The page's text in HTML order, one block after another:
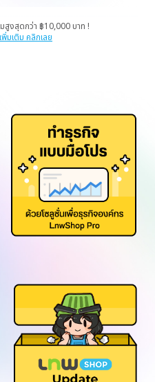
สูงสุดกว่า ฿10,000 บาท !
พิ่มเติม คลิกเลย